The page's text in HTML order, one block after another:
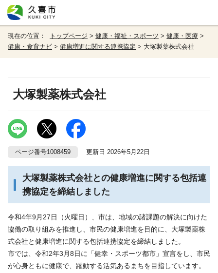
現在の位置： トップページ > 健康・福祉・スポーツ > 健康・医療 >
健康・食育ナビ > 健康増進に関する連携協定 > 大塚製薬株式会社
大塚製薬株式会社
ページ番号1008459 更新日 2026年5月22日
大塚製薬株式会社との健康増進に関する包括連
携協定を締結しました
令和4年9月27日（火曜日）、市は、地域の諸課題の解決に向けた
協働の取り組みを推進し、市民の健康増進を目的に、大塚製薬株
式会社と健康増進に関する包括連携協定を締結しました。
市では、令和2年3月8日に「健幸・スポーツ都市」宣言をし、市民
が心身ともに健康で、躍動する活気あるまちを目指しています。